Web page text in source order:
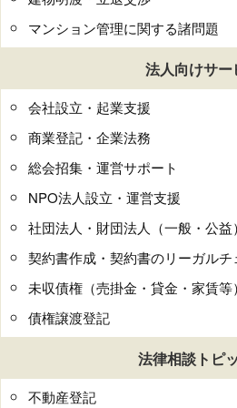
マンション管理に関する諸問題
法人向けサー
会社設立・起業支援
商業登記・企業法務
総会招集・運営サポート
NPO法人設立・運営支援
社団法人・財団法人（一般・公
契約書作成・契約書のリーガルチ
未収債権（売掛金・貸金・家賃
債権譲渡登記
法律相談トピ
不動産登記